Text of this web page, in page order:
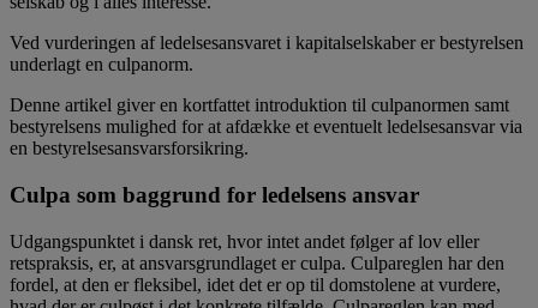
Ved vurderingen af ledelsesansvaret i kapitalselskaber er bestyrelsen
underlagt en culpanorm.
Denne artikel giver en kortfattet introduktion til culpanormen samt
bestyrelsens mulighed for at afdække et eventuelt ledelsesansvar via
en bestyrelsesansvarsforsikring.
Culpa som baggrund for ledelsens ansvar
Udgangspunktet i dansk ret, hvor intet andet følger af lov eller
retspraksis, er, at ansvarsgrundlaget er culpa. Culpareglen har den
fordel, at den er fleksibel, idet det er op til domstolene at vurdere,